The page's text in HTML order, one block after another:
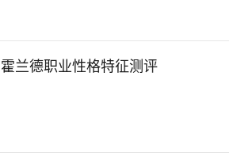
霍兰德职业性格特征测评